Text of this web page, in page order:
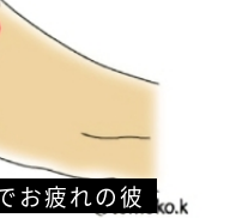
お疲れの彼